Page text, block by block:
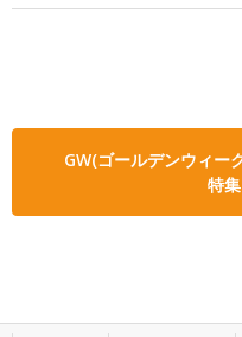
GW(ゴールデンウィー
特